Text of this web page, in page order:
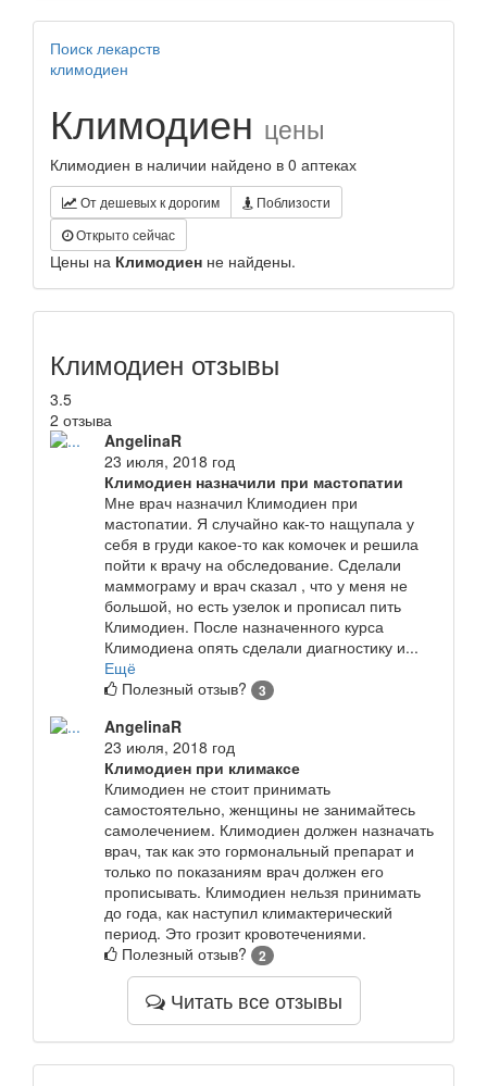
Поиск лекарств
климодиен
Климодиен цены
Климодиен в наличии найдено в 0 аптеках
От дешевых к дорогим
Поблизости
Открыто сейчас
Цены на Климодиен не найдены.
Климодиен отзывы
3.5
2 отзыва
AngelinaR
23 июля, 2018 год
Климодиен назначили при мастопатии
Мне врач назначил Климодиен при
мастопатии. Я случайно как-то нащупала у
себя в груди какое-то как комочек и решила
пойти к врачу на обследование. Сделали
маммограму и врач сказал , что у меня не
большой, но есть узелок и прописал пить
Климодиен. После назначенного курса
Климодиена опять сделали диагностику и...
Ещё
Полезный отзыв?
3
AngelinaR
23 июля, 2018 год
Климодиен при климаксе
Климодиен не стоит принимать
самостоятельно, женщины не занимайтесь
самолечением. Климодиен должен назначать
врач, так как это гормональный препарат и
только по показаниям врач должен его
прописывать. Климодиен нельзя принимать
до года, как наступил климактерический
период. Это грозит кровотечениями.
Полезный отзыв?
2
Читать все отзывы